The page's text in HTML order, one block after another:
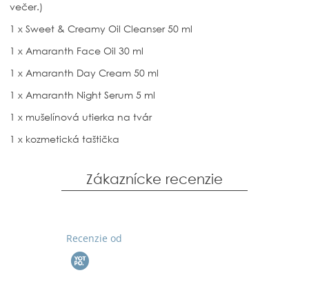
večer.)
1 x Sweet & Creamy Oil Cleanser 50 ml
1 x Amaranth Face Oil 30 ml
1 x Amaranth Day Cream 50 ml
1 x Amaranth Night Serum 5 ml
1 x mušelínová utierka na tvár
1 x kozmetická taštička
Zákaznícke recenzie
Recenzie od